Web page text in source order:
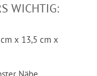
WICHTIG:
x 13,5 cm x